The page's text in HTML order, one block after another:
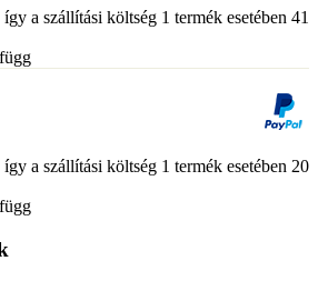
így a szállítási költség 1 termék esetében 41
így a szállítási költség 1 termék esetében 20